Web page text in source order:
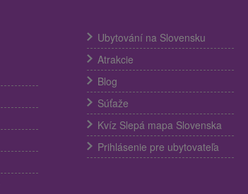
Ubytování na Slovensku
Atrakcie
Blog
Súťaže
Kvíz Slepá mapa Slovenska
Prihlásenie pre ubytovateľa